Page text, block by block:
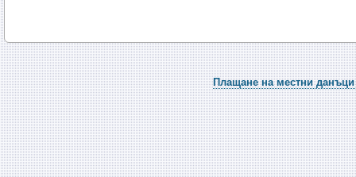
Плащане на местни данъци